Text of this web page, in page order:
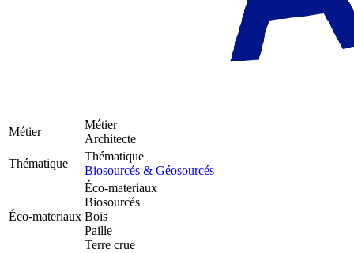
Métier
Métier
Architecte
Thématique
Thématique
Biosourcés & Géosourcés
Éco-materiaux
Éco-materiaux
Biosourcés
Bois
Paille
Terre crue